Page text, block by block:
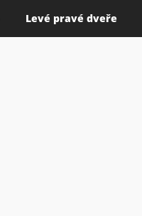
Levé pravé dveře